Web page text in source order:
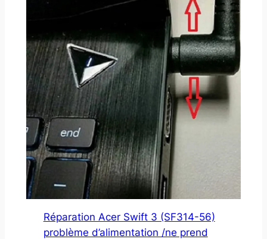
Réparation Acer Swift 3 (SF314-56)
problème d’alimentation /ne prend